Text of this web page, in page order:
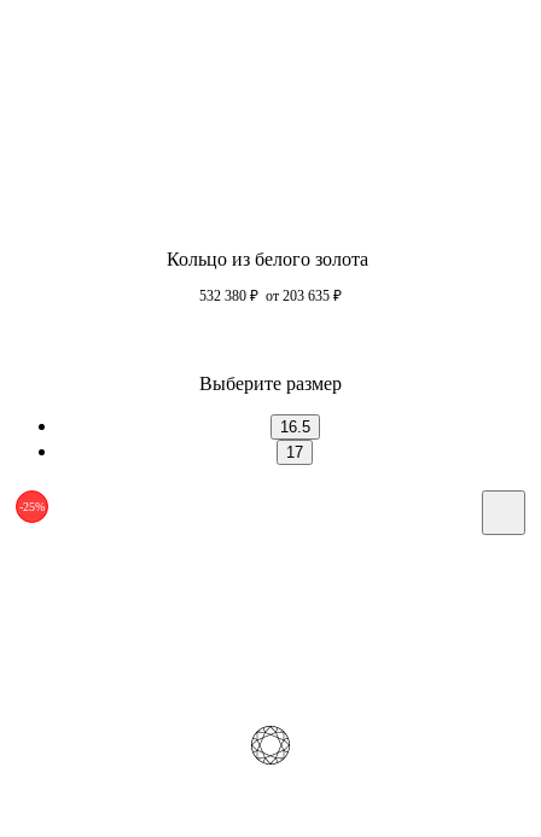
Кольцо из белого золота
532 380 ₽ от 203 635 ₽
Выберите размер
16.5
17
-25%